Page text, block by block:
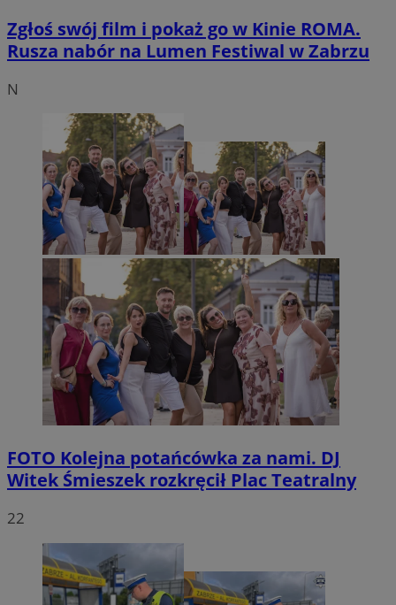
Zgłoś swój film i pokaż go w Kinie ROMA.
Rusza nabór na Lumen Festiwal w Zabrzu
N
FOTO Kolejna potańcówka za nami. DJ
Witek Śmieszek rozkręcił Plac Teatralny
22